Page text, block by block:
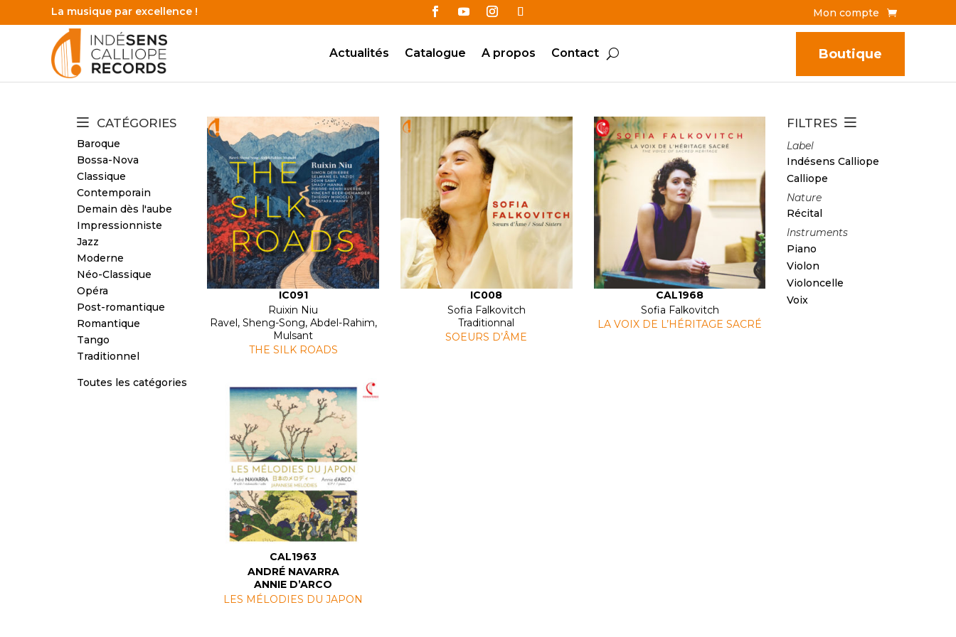
La musique par excellence ! Mon compte
Actualités Catalogue A propos Contact Boutique
CATÉGORIES
Baroque
Bossa-Nova
Classique
Contemporain
Demain dès l'aube
Impressionniste
Jazz
Moderne
Néo-Classique
Opéra
Post-romantique
Romantique
Tango
Traditionnel
Toutes les catégories
IC091
Ruixin Niu
Ravel, Sheng-Song, Abdel-Rahim,
Mulsant
THE SILK ROADS
IC008
Sofia Falkovitch
Traditionnal
SOEURS D’ÂME
CAL1968
Sofia Falkovitch
LA VOIX DE L’HÉRITAGE SACRÉ
CAL1963
ANDRÉ NAVARRA
ANNIE D’ARCO
LES MÉLODIES DU JAPON
FILTRES
Label
Indésens Calliope
Calliope
Nature
Récital
Instruments
Piano
Violon
Violoncelle
Voix